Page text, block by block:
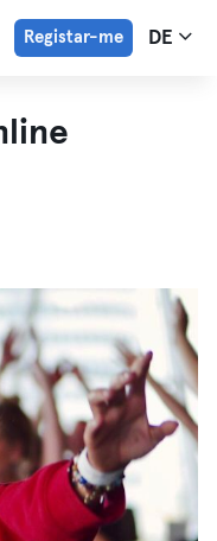
Registar-me DE